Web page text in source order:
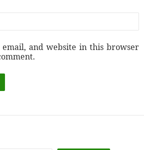
email, and website in this browser